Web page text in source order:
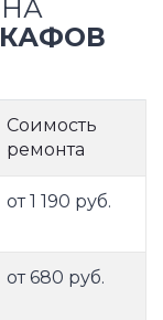
Соимость
ремонта
от 1 190 руб.
от 680 руб.